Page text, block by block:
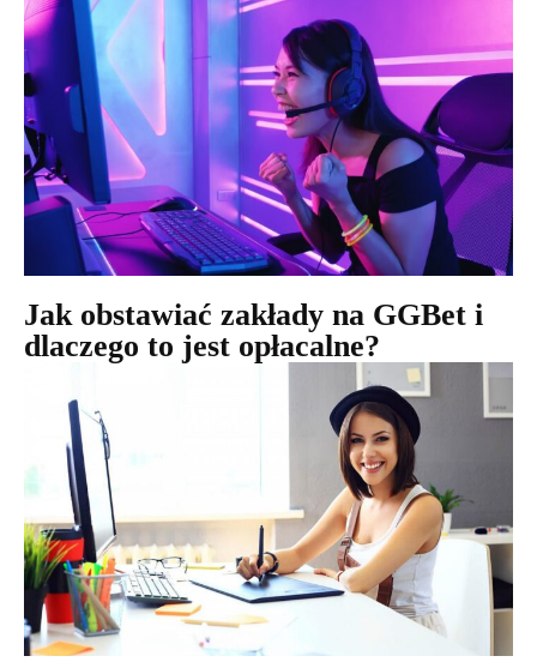
Jak obstawiać zakłady na GGBet i
dlaczego to jest opłacalne?